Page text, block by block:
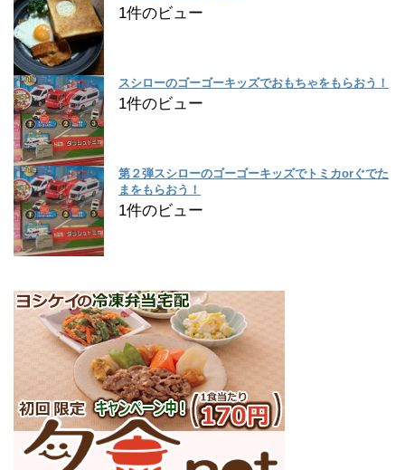
1件のビュー
スシローのゴーゴーキッズでおもちゃをもらおう！
1件のビュー
第２弾スシローのゴーゴーキッズでトミカorぐでた
まをもらおう！
1件のビュー